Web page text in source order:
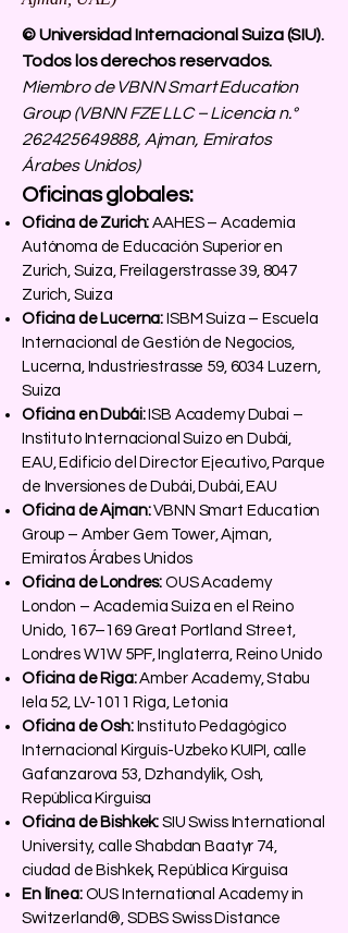
© Universidad Internacional Suiza (SIU).
Todos los derechos reservados.
Miembro de VBNN Smart Education
Group (VBNN FZE LLC – Licencia n.°
262425649888, Ajman, Emiratos
Árabes Unidos)
Oficinas globales:
Oficina de Zurich: AAHES – Academia
Autónoma de Educación Superior en
Zurich, Suiza, Freilagerstrasse 39, 8047
Zurich, Suiza
Oficina de Lucerna: ISBM Suiza – Escuela
Internacional de Gestión de Negocios,
Lucerna, Industriestrasse 59, 6034 Luzern,
Suiza
Oficina en Dubái:ISB Academy Dubai –
Instituto Internacional Suizo en Dubái,
EAU, Edificio del Director Ejecutivo, Parque
de Inversiones de Dubái, Dubái, EAU
Oficina de Ajman:VBNN Smart Education
Group – Amber Gem Tower, Ajman,
Emiratos Árabes Unidos
Oficina de Londres: OUS Academy
London – Academia Suiza en el Reino
Unido, 167–169 Great Portland Street,
Londres W1W 5PF, Inglaterra, Reino Unido
Oficina de Riga:Amber Academy, Stabu
Iela 52, LV-1011 Riga, Letonia
Oficina de Osh:Instituto Pedagógico
Internacional Kirguís-Uzbeko KUIPI, calle
Gafanzarova 53, Dzhandylik, Osh,
República Kirguisa
Oficina de Bishkek: SIU Swiss International
University, calle Shabdan Baatyr 74,
ciudad de Bishkek, República Kirguisa
En línea:OUS International Academy in
Switzerland®, SDBS Swiss Distance